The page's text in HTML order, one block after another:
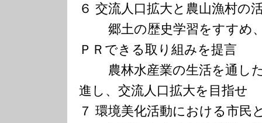
６ 交流人口拡大と農山漁村の
郷土の歴史学習をすすめ
ＰＲできる取り組みを提言
農林水産業の生活を通した
進し、交流人口拡大を目指せ
７ 環境美化活動における市民